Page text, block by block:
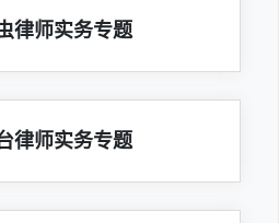
律师实务专题
律师实务专题